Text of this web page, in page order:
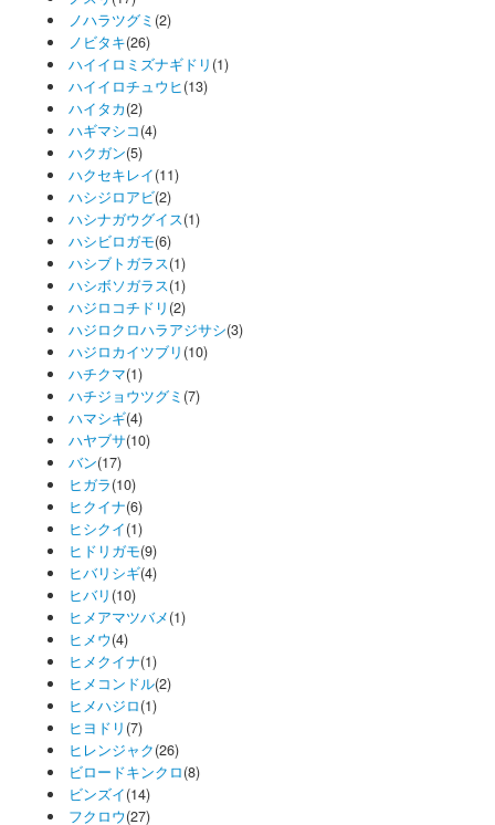
ノハラツグミ (2)
ノビタキ(26)
ハイイロミズナギドリ (1)
ハイイロチュウヒ(13)
ハイタカ(2)
ハギマシコ(4)
ハクガン(5)
ハクセキレイ(11)
ハシジロアビ(2)
ハシナガウグイス(1)
ハシビロガモ(6)
ハシブトガラス(1)
ハシボソガラス(1)
ハジロコチドリ (2)
ハジロクロハラアジサシ(3)
ハジロカイツブリ (10)
ハチクマ(1)
ハチジョウツグミ (7)
ハマシギ(4)
ハヤブサ(10)
バン(17)
ヒガラ(10)
ヒクイナ(6)
ヒシクイ(1)
ヒドリガモ(9)
ヒバリシギ(4)
ヒバリ (10)
ヒメアマツバメ(1)
ヒメウ(4)
ヒメクイナ(1)
ヒメコンドル(2)
ヒメハジロ(1)
ヒヨドリ (7)
ヒレンジャク(26)
ビロードキンクロ(8)
ビンズイ(14)
フクロウ(27)